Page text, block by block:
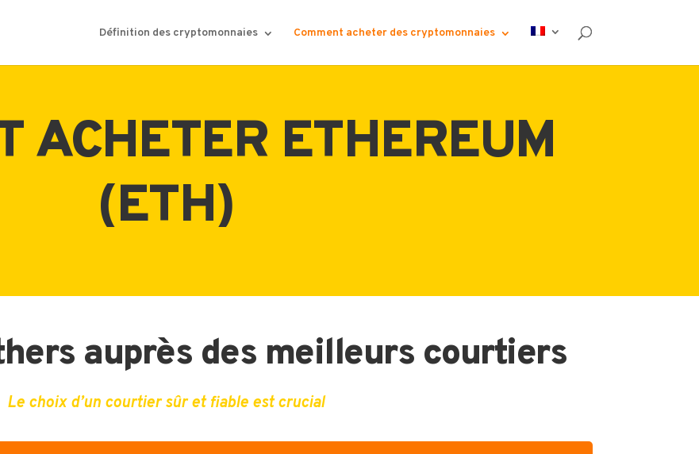
Définition des cryptomonnaies Comment acheter des cryptomonnaies
ACHETER ETHEREUM
(ETH)
auprès des meilleurs courtiers
Le choix d’un courtier sûr et fiable est crucial